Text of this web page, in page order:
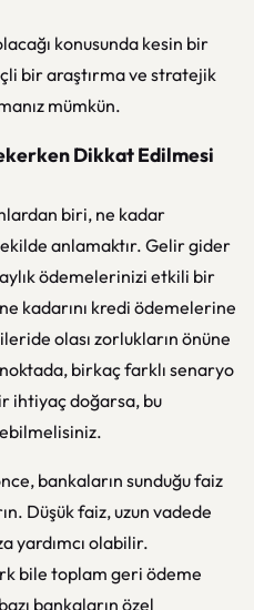
konusunda kesin bir
bir araştırma ve stratejik
mümkün.
Dikkat Edilmesi
biri, ne kadar
anlamaktır. Gelir gider
ödemelerinizi etkili bir
kadarını kredi ödemelerine
olası zorlukların önüne
birkaç farklı senaryo
ihtiyaç doğarsa, bu
bankaların sunduğu faiz
Düşük faiz, uzun vadede
yardımcı olabilir.
bile toplam geri ödeme
bankaların özel